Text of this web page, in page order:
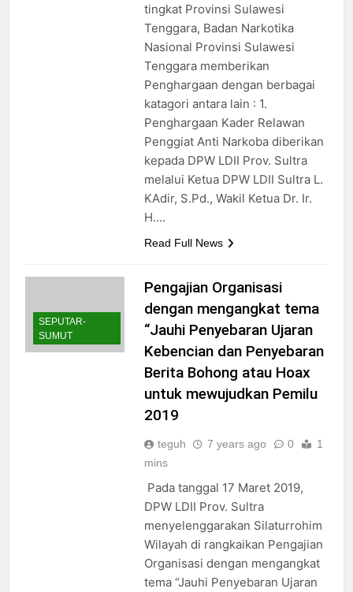
tingkat Provinsi Sulawesi
Tenggara, Badan Narkotika
Nasional Provinsi Sulawesi
Tenggara memberikan
Penghargaan dengan berbagai
katagori antara lain : 1.
Penghargaan Kader Relawan
Penggiat Anti Narkoba diberikan
kepada DPW LDII Prov. Sultra
melalui Ketua DPW LDII Sultra L.
KAdir, S.Pd., Wakil Ketua Dr. Ir.
H….
Read Full News
SEPUTAR-
SUMUT
Pengajian Organisasi
dengan mengangkat tema
“Jauhi Penyebaran Ujaran
Kebencian dan Penyebaran
Berita Bohong atau Hoax
untuk mewujudkan Pemilu
2019
teguh 7 years ago 0
1
mins
Pada tanggal 17 Maret 2019,
DPW LDII Prov. Sultra
menyelenggarakan Silaturrohim
Wilayah di rangkaikan Pengajian
Organisasi dengan mengangkat
tema “Jauhi Penyebaran Ujaran